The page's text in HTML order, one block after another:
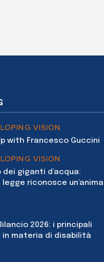
VISION
with Francesco Guccini
VISION
dei giganti d’acqua:
legge riconosce un’anima
2026: i principali
materia di disabilità